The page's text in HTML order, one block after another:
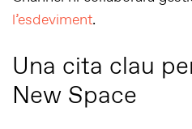
l’esdeviment.
Una cita clau
New Space